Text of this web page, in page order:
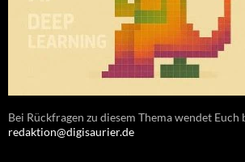
Bei Rückfragen zu diesem Thema wendet Euch
redaktion@digisaurier.de